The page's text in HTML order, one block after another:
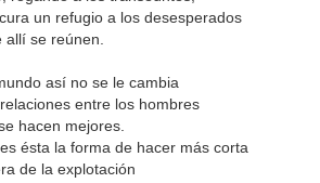
un refugio a los desesperados
allí se reúnen.
así no se le cambia
entre los hombres
hacen mejores.
ésta la forma de hacer más corta
de la explotación